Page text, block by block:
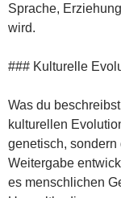
Sprache,
wird.
### Kulturelle
Was du
kulturellen
genetisch,
Weitergabe
es menschlichen